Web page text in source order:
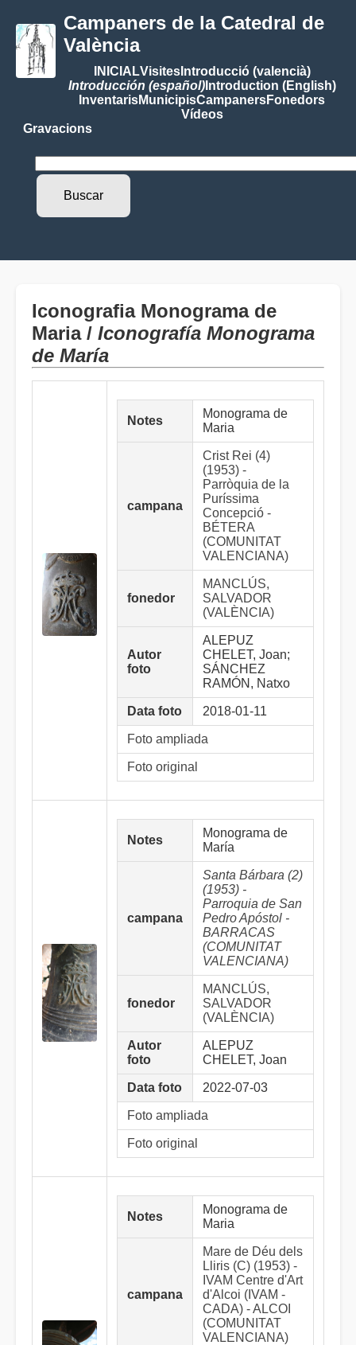
Campaners de la Catedral de
València
INICIALVisitesIntroducció (valencià)
Introducción (español)Introduction (English)
InventarisMunicipisCampanersFonedors
Vídeos
Gravacions
Iconografia Monograma de
Maria / Iconografía Monograma
de María
Notes
Monograma de
Maria
campana
Crist Rei (4)
(1953) -
Parròquia de la
Puríssima
Concepció -
BÉTERA
(COMUNITAT
VALENCIANA)
fonedor
MANCLÚS,
SALVADOR
(VALÈNCIA)
Autor
foto
ALEPUZ
CHELET, Joan;
SÁNCHEZ
RAMÓN, Natxo
Data foto 2018-01-11
Foto ampliada
Foto original
Notes
Monograma de
María
campana
Santa Bárbara (2)
(1953) -
Parroquia de San
Pedro Apóstol -
BARRACAS
(COMUNITAT
VALENCIANA)
fonedor
MANCLÚS,
SALVADOR
(VALÈNCIA)
Autor
foto
ALEPUZ
CHELET, Joan
Data foto 2022-07-03
Foto ampliada
Foto original
Notes
Monograma de
Maria
campana
Mare de Déu dels
Lliris (C) (1953) -
IVAM Centre d'Art
d'Alcoi (IVAM -
CADA) - ALCOI
(COMUNITAT
VALENCIANA)